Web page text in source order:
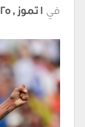
في 1 تموز , 2025